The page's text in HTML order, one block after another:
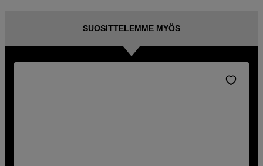
SUOSITTELEMME MYÖS